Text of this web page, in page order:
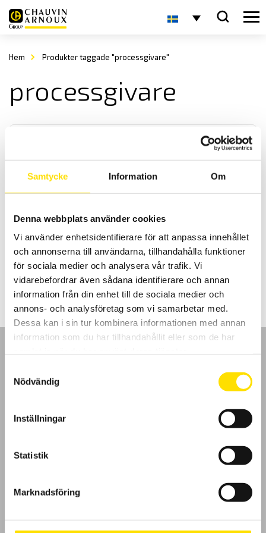
Samtycke Information Om
Denna webbplats använder cookies
Vi använder enhetsidentifierare för att anpassa innehållet
och annonserna till användarna, tillhandahålla funktioner
för sociala medier och analysera vår trafik. Vi
vidarebefordrar även sådana identifierare och annan
information från din enhet till de sociala medier och
annons- och analysföretag som vi samarbetar med.
Dessa kan i sin tur kombinera informationen med annan
information som du har tillhandahållit eller som de har
Nödvändig
Inställningar
Statistik
Marknadsföring
Hem Produkter taggade "processgivare"
processgivare
Temperaturgivare för processapplikationer
Vi offererar temperaturgivare för många olika processer enligt
önskemål. Dessutom finns det ett stort antal standardgivare.
LÄS MER